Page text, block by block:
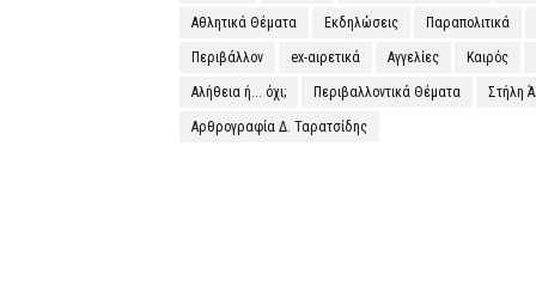
Αθλητικά Θέματα Εκδηλώσεις Παραπολιτικά
Περιβάλλον ex-αιρετικά Αγγελίες Καιρός
Αλήθεια ή... όχι; Περιβαλλοντικά Θέματα Στήλη
Αρθρογραφία Δ. Ταρατσίδης